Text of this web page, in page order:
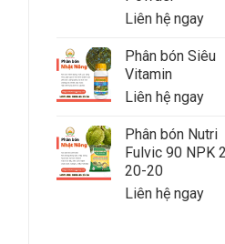
Liên hệ ngay
Phân bón Siêu
Vitamin
Liên hệ ngay
Phân bón Nutri
Fulvic 90 NPK
20-20
Liên hệ ngay